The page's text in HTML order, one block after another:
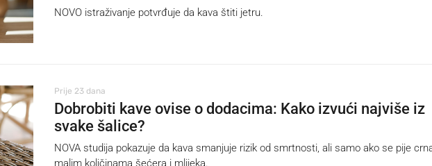
NOVO istraživanje potvrđuje da kava štiti jetru.
Prije 23 dana
Dobrobiti kave ovise o dodacima: Kako izvući najviše iz
svake šalice?
NOVA studija pokazuje da kava smanjuje rizik od smrtnosti, ali samo ako se pije
malim količinama šećera i mlijeka.